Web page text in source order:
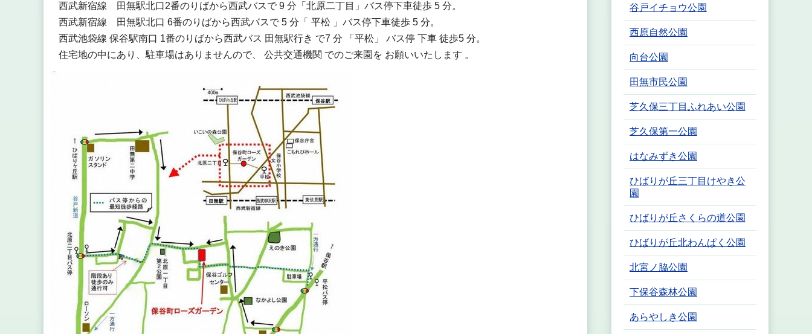
西武新宿線 田無駅北口2番のりばから西武バスで 9 分「北原二丁目」バス停下車徒歩 5 分。
西武新宿線 田無駅北口 6番のりばから西武バスで 5 分「 平松 」バス停下車徒歩 5 分。
西武池袋線 保谷駅南口 1番のりばから西武バス 田無駅行き で7 分 「平松」 バス停 下車 徒歩5 分。
住宅地の中にあり、駐車場はありませんので、 公共交通機関 でのご来園を お願いいたします 。
谷戸イチョウ公園
西原自然公園
向台公園
田無市民公園
芝久保三丁目ふれあい公園
芝久保第一公園
はなみずき公園
ひばりが丘三丁目けやき公
園
ひばりが丘さくらの道公園
ひばりが丘北わんぱく公園
北宮ノ脇公園
下保谷森林公園
あらやしき公園